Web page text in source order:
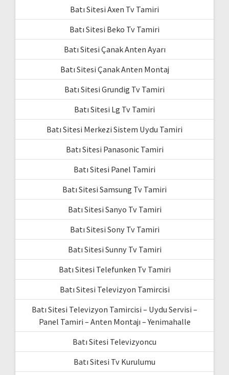
Batı Sitesi Axen Tv Tamiri
Batı Sitesi Beko Tv Tamiri
Batı Sitesi Çanak Anten Ayarı
Batı Sitesi Çanak Anten Montaj
Batı Sitesi Grundig Tv Tamiri
Batı Sitesi Lg Tv Tamiri
Batı Sitesi Merkezi Sistem Uydu Tamiri
Batı Sitesi Panasonic Tamiri
Batı Sitesi Panel Tamiri
Batı Sitesi Samsung Tv Tamiri
Batı Sitesi Sanyo Tv Tamiri
Batı Sitesi Sony Tv Tamiri
Batı Sitesi Sunny Tv Tamiri
Batı Sitesi Telefunken Tv Tamiri
Batı Sitesi Televizyon Tamircisi
Batı Sitesi Televizyon Tamircisi – Uydu Servisi –
Panel Tamiri – Anten Montajı – Yenimahalle
Batı Sitesi Televizyoncu
Batı Sitesi Tv Kurulumu